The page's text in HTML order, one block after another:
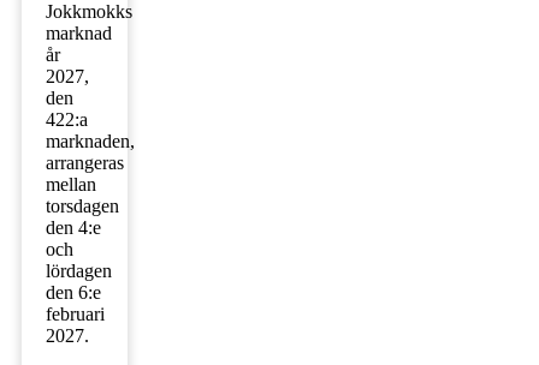
Jokkmokks
marknad
år
2027,
den
422:a
marknaden,
arrangeras
mellan
torsdagen
den 4:e
och
lördagen
den 6:e
februari
2027.